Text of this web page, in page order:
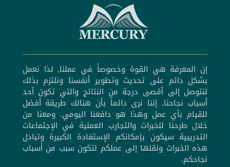
إن المعرفة هي القوة وخصوصاً في عملنا, لذا نعمل
بشكل دائم على تحديث وتطوير أنفسنا ونلتزم بذلك
لنتوصل إلى أقصى درجة من النتائج والتي تكون أحد
أسباب نجاحنا, إننا نرى دائماً بأن هنالك طريقة أفضل
للقيام بأي عمل وهذا هو دافعنا اليومي. ومعنا من
خلال طرحنا للخبرات والتجارب العملية في الإجتماعات
التدريبية سيكون بإمكانكم الإستفادة الكبيرة وتبادل
هذه الخبرات ونقلها إلى عملكم لتكون سبب من أسباب
نجاحكم.